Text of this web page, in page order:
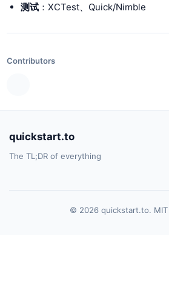
测试：XCTest、Quick/Nimble
Contributors
quickstart.to
The TL;DR of everything
© 2026 quickstart.to. MIT